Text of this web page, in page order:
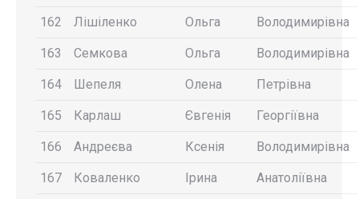
162 Лішіленко Ольга Володимирівна
163 Семкова Ольга Володимирівна
164 Шепеля Олена Петрівна
165 Карлаш Євгенія Георгіївна
166 Андреєва Ксенія Володимирівна
167 Коваленко Ірина Анатоліївна